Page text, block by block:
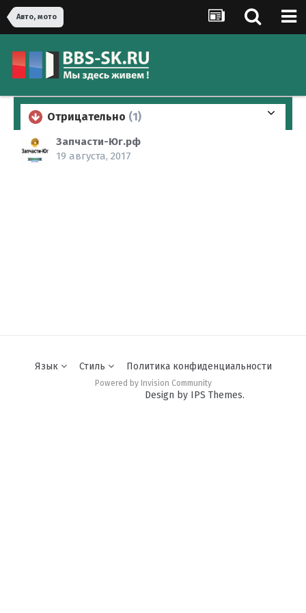
Авто, мото
Отрицательно (1)
Запчасти-Юг.рф
19 августа, 2017
Язык Стиль Политика конфиденциальности
Powered by Invision Community
Design by IPS Themes.